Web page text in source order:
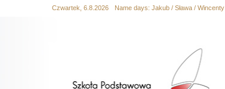
Czwartek, 6.8.2026 Name days: Jakub / Sława / Wincenty